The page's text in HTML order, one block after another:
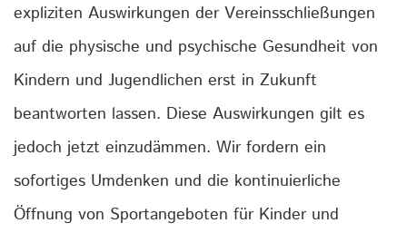
expliziten Auswirkungen der Vereinsschließungen
auf die physische und psychische Gesundheit von
Kindern und Jugendlichen erst in Zukunft
beantworten lassen. Diese Auswirkungen gilt es
jedoch jetzt einzudämmen. Wir fordern ein
sofortiges Umdenken und die kontinuierliche
Öffnung von Sportangeboten für Kinder und